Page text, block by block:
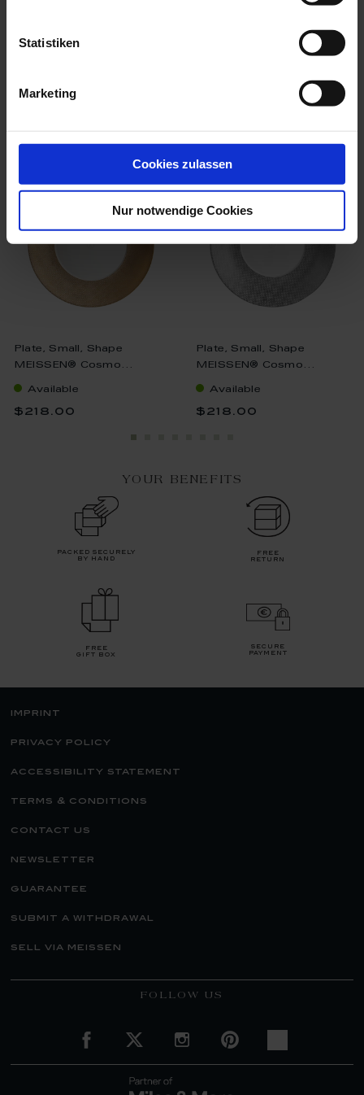
Statistiken
Marketing
Cookies zulassen
Nur notwendige Cookies
$437.00
Plate, Small, Shape
MEISSEN® Cosmo...
Available
$218.00
Plate, Small, Shape
MEISSEN® Cosmo...
Available
$218.00
YOUR BENEFITS
packed securely
by hand
free
return
free
gift box
secure
payment
imprint
privacy policy
accessibility statement
terms & conditions
contact us
newsletter
guarantee
submit a withdrawal
sell via meissen
FOLLOW US